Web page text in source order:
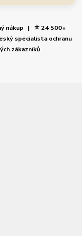
nákup | ⭐24 500+
specialista ochranu
zákazníků